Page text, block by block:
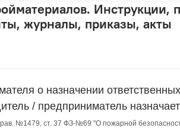
Инструкции,
журналы, приказы, акты
о назначении
/ предприниматель
№1479, ст. 37 ФЗ-№69 "О пожарной